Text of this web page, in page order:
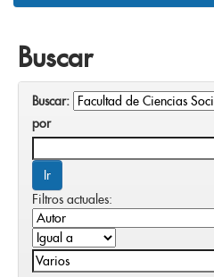
Buscar
Buscar:
por
Filtros actuales: